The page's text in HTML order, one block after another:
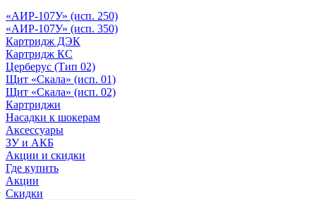
«АИР-107У» (исп. 250)
«АИР-107У» (исп. 350)
Картридж ДЭК
Картридж КС
Церберус (Тип 02)
Щит «Скала» (исп. 01)
Щит «Скала» (исп. 02)
Картриджи
Насадки к шокерам
Аксессуары
ЗУ и АКБ
Акции и скидки
Где купить
Акции
Скидки